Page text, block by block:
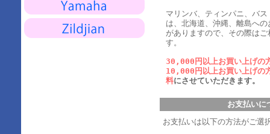
マリンバ、ティンパニ、バ
は、北海道、沖縄、離島へ
がありますので、その際は
す。
30,000円以上お買い上げの
10,000円以上お買い上げの
料にさせていただきます。
お支払いに
お支払いは以下の方法がご選